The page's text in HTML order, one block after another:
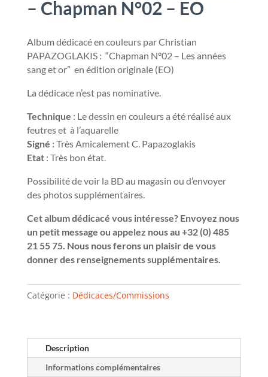
– Chapman N°02 – EO
Album dédicacé en couleurs par Christian
PAPAZOGLAKIS : “Chapman N°02 – Les années
sang et or” en édition originale (EO)
La dédicace n’est pas nominative.
Technique : Le dessin en couleurs a été réalisé aux
feutres et à l’aquarelle
Signé :Très Amicalement C. Papazoglakis
Etat: Très bon état.
Possibilité de voir la BD au magasin ou d’envoyer
des photos supplémentaires.
Cet album dédicacé vous intéresse? Envoyez nous
un petit message ou appelez nous au +32 (0) 485
21 55 75. Nous nous ferons un plaisir de vous
donner des renseignements supplémentaires.
Catégorie : Dédicaces/Commissions
Description
Informations complémentaires